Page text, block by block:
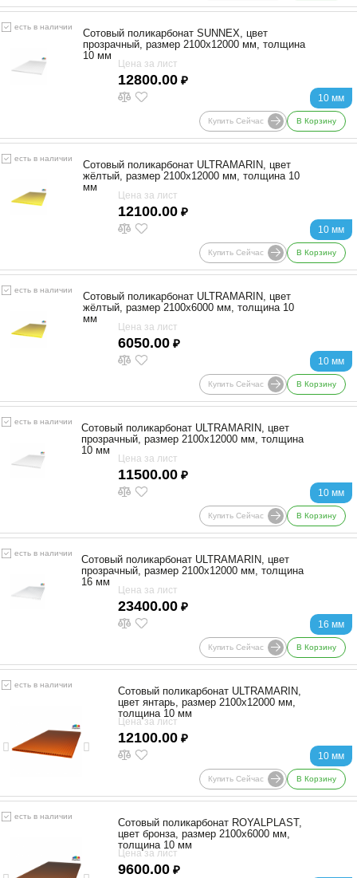
есть в наличии
10 мм
Сотовый поликарбонат SUNNEX, цвет
прозрачный, размер 2100x12000 мм, толщина
10 мм
Цена за лист
12800.00 ₽
Купить Сейчас В Корзину
есть в наличии
10 мм
Сотовый поликарбонат ULTRAMARIN, цвет
жёлтый, размер 2100x12000 мм, толщина 10
мм
Цена за лист
12100.00 ₽
Купить Сейчас В Корзину
есть в наличии
10 мм
Сотовый поликарбонат ULTRAMARIN, цвет
жёлтый, размер 2100x6000 мм, толщина 10
мм
Цена за лист
6050.00 ₽
Купить Сейчас В Корзину
есть в наличии
10 мм
Сотовый поликарбонат ULTRAMARIN, цвет
прозрачный, размер 2100x12000 мм, толщина
10 мм
Цена за лист
11500.00 ₽
Купить Сейчас В Корзину
есть в наличии
16 мм
Сотовый поликарбонат ULTRAMARIN, цвет
прозрачный, размер 2100x12000 мм, толщина
16 мм
Цена за лист
23400.00 ₽
Купить Сейчас В Корзину
есть в наличии
10 мм
Сотовый поликарбонат ULTRAMARIN,
цвет янтарь, размер 2100x12000 мм,
толщина 10 мм
Цена за лист
12100.00 ₽
Купить Сейчас В Корзину
есть в наличии
Сотовый поликарбонат ROYALPLAST,
цвет бронза, размер 2100x6000 мм,
толщина 10 мм
Цена за лист
9600.00 ₽